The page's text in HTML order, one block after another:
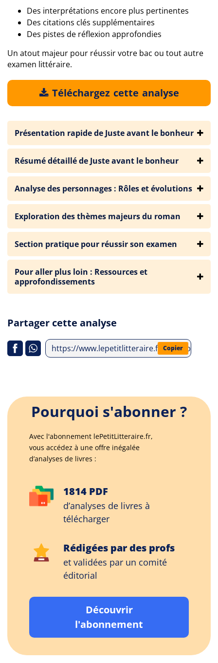
Des interprétations encore plus pertinentes
Des citations clés supplémentaires
Des pistes de réflexion approfondies
Un atout majeur pour réussir votre bac ou tout autre
examen littéraire.
Téléchargez cette analyse
Présentation rapide de Juste avant le bonheur
Résumé détaillé de Juste avant le bonheur
Analyse des personnages : Rôles et évolutions
Exploration des thèmes majeurs du roman
Section pratique pour réussir son examen
Pour aller plus loin : Ressources et
approfondissements
Partager cette analyse
https://www.lepetitlitteraire.fr/index.php/
Copier
Pourquoi s'abonner ?
Avec l'abonnement lePetitLitteraire.fr,
vous accédez à une offre inégalée
d’analyses de livres :
1814 PDF
d’analyses de livres à
télécharger
Rédigées par des profs
et validées par un comité
éditorial
Découvrir
l'abonnement